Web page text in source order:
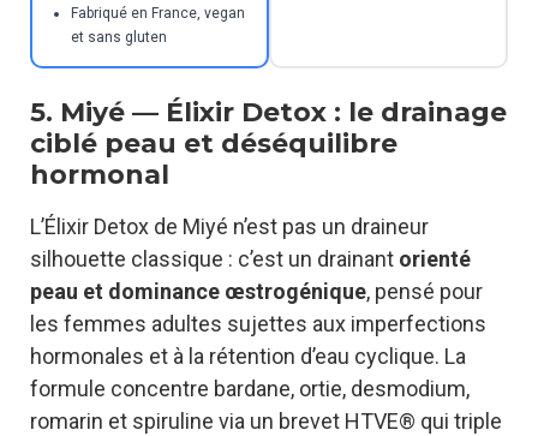
Fabriqué en France, vegan
et sans gluten
5. Miyé — Élixir Detox : le drainage
ciblé peau et déséquilibre
hormonal
L’Élixir Detox de Miyé n’est pas un draineur
silhouette classique : c’est un drainant orienté
peau et dominance œstrogénique, pensé pour
les femmes adultes sujettes aux imperfections
hormonales et à la rétention d’eau cyclique. La
formule concentre bardane, ortie, desmodium,
romarin et spiruline via un brevet HTVE® qui triple